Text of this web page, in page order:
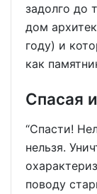
задолго до
дом
году) и
как
Спасая
“Спасти!
нельзя.
поводу